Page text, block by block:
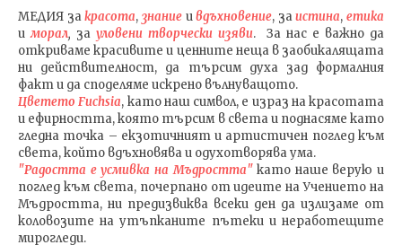
МЕДИЯ закрасота, знаниеивдъхновение, заистина, етика
иморал, за уловени творчески изяви. За нас е важно да
откриваме красивите и ценните неща в заобикалящата
ни действителност, да търсим духа зад формалния
факт и да споделяме искрено вълнуващото.
Цветето Fuchsia, като наш символ, е израз на красотата
и ефирността, която търсим в света и поднасяме като
гледна точка – екзотичният и артистичен поглед към
света, който вдъхновява и одухотворява ума.
"Радостта е усмивка на Мъдростта"като наше верую и
поглед към света, почерпано от идеите на Учението на
Мъдростта, ни предизвиква всеки ден да излизаме от
коловозите на утъпканите пътеки и неработещите
мирогледи.